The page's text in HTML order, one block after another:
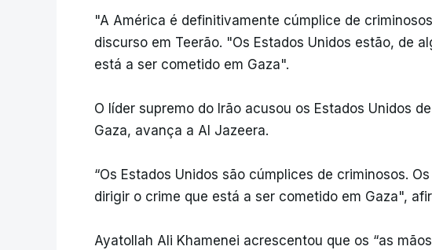
"A América é definitivamente cúmplice de
discurso em Teerão. "Os Estados Unidos estão, de
está a ser cometido em Gaza".
O líder supremo do Irão acusou os Estados Unidos
Gaza, avança a Al Jazeera.
“Os Estados Unidos são cúmplices de criminosos.
dirigir o crime que está a ser cometido em Gaza",
Ayatollah Ali Khamenei acrescentou que os “as